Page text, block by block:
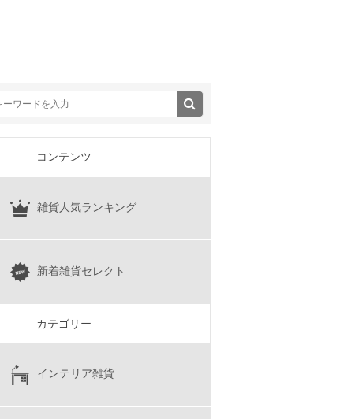
コンテンツ
雑貨人気ランキング
新着雑貨セレクト
カテゴリー
インテリア雑貨